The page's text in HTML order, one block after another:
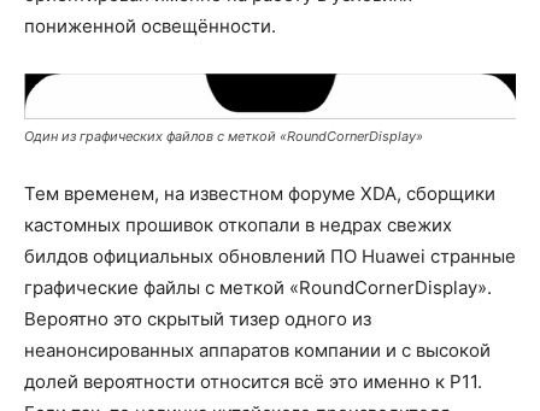
пониженной освещённости.
Один из графических файлов с меткой «RoundCornerDisplay»
Тем временем, на известном форуме XDA, сборщики
кастомных прошивок откопали в недрах свежих
билдов официальных обновлений ПО Huawei странные
графические файлы с меткой «RoundCornerDisplay».
Вероятно это скрытый тизер одного из
неанонсированных аппаратов компании и с высокой
долей вероятности относится всё это именно к P11.